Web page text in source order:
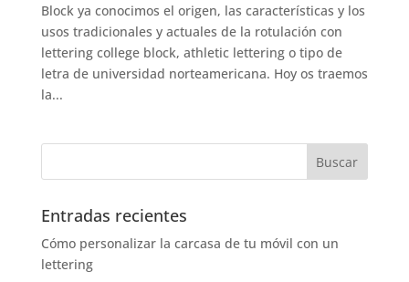
Block ya conocimos el origen, las características y los
usos tradicionales y actuales de la rotulación con
lettering college block, athletic lettering o tipo de
letra de universidad norteamericana. Hoy os traemos
la...
Entradas recientes
Cómo personalizar la carcasa de tu móvil con un
lettering